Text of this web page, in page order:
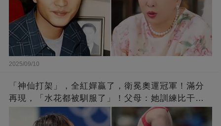
2025/09/10
「神仙打架」，全紅嬋贏了，衛冕奧運冠軍！滿分
再現，「水花都被馴服了」！父母：她訓練比干農
活累百倍！陳芋汐惜敗，獲得銀牌